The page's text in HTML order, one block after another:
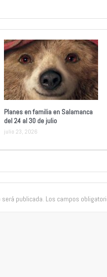
Planes en familia en Salamanca
del 24 al 30 de julio
julio 23, 2026
publicada. Los campos